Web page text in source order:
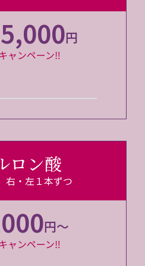
円
ャンペーン‼
ロン酸
・左１本ずつ
円～
ャンペーン‼